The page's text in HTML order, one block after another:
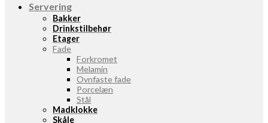
Servering
Bakker
Drinkstilbehør
Etager
Fade
Forkromet
Melamin
Ovnfaste fade
Porcelæn
Stål
Madklokke
Skåle